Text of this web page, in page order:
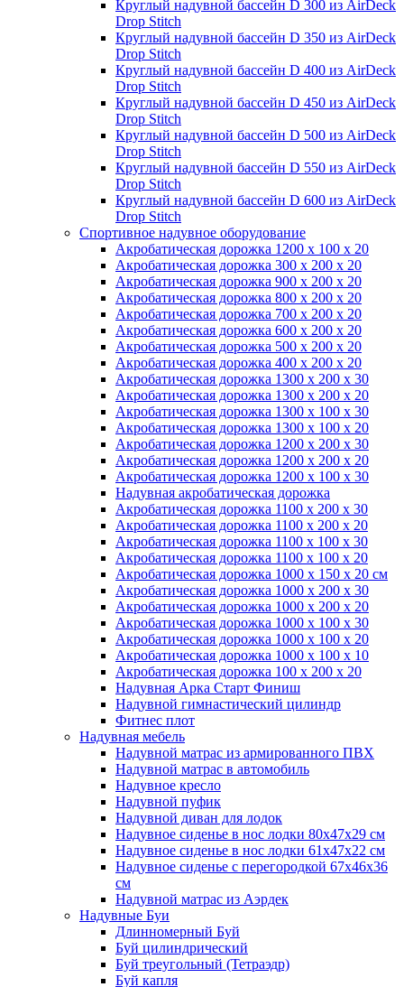
Круглый надувной бассейн D 300 из AirDeck
Drop Stitch
Круглый надувной бассейн D 350 из AirDeck
Drop Stitch
Круглый надувной бассейн D 400 из AirDeck
Drop Stitch
Круглый надувной бассейн D 450 из AirDeck
Drop Stitch
Круглый надувной бассейн D 500 из AirDeck
Drop Stitch
Круглый надувной бассейн D 550 из AirDeck
Drop Stitch
Круглый надувной бассейн D 600 из AirDeck
Drop Stitch
Спортивное надувное оборудование
Акробатическая дорожка 1200 x 100 x 20
Акробатическая дорожка 300 x 200 x 20
Акробатическая дорожка 900 x 200 x 20
Акробатическая дорожка 800 x 200 x 20
Акробатическая дорожка 700 x 200 x 20
Акробатическая дорожка 600 x 200 x 20
Акробатическая дорожка 500 x 200 x 20
Акробатическая дорожка 400 x 200 x 20
Акробатическая дорожка 1300 x 200 x 30
Акробатическая дорожка 1300 x 200 x 20
Акробатическая дорожка 1300 x 100 x 30
Акробатическая дорожка 1300 x 100 x 20
Акробатическая дорожка 1200 x 200 x 30
Акробатическая дорожка 1200 x 200 x 20
Акробатическая дорожка 1200 x 100 x 30
Надувная акробатическая дорожка
Акробатическая дорожка 1100 x 200 x 30
Акробатическая дорожка 1100 x 200 x 20
Акробатическая дорожка 1100 x 100 x 30
Акробатическая дорожка 1100 x 100 x 20
Акробатическая дорожка 1000 x 150 x 20 см
Акробатическая дорожка 1000 x 200 x 30
Акробатическая дорожка 1000 x 200 x 20
Акробатическая дорожка 1000 x 100 x 30
Акробатическая дорожка 1000 x 100 x 20
Акробатическая дорожка 1000 x 100 x 10
Акробатическая дорожка 100 x 200 x 20
Надувная Арка Старт Финиш
Надувной гимнастический цилиндр
Фитнес плот
Надувная мебель
Надувной матрас из армированного ПВХ
Надувной матрас в автомобиль
Надувное кресло
Надувной пуфик
Надувной диван для лодок
Надувное сиденье в нос лодки 80х47х29 см
Надувное сиденье в нос лодки 61х47х22 см
Надувное сиденье с перегородкой 67х46х36
см
Надувной матрас из Аэрдек
Надувные Буи
Длинномерный Буй
Буй цилиндрический
Буй треугольный (Тетраэдр)
Буй капля